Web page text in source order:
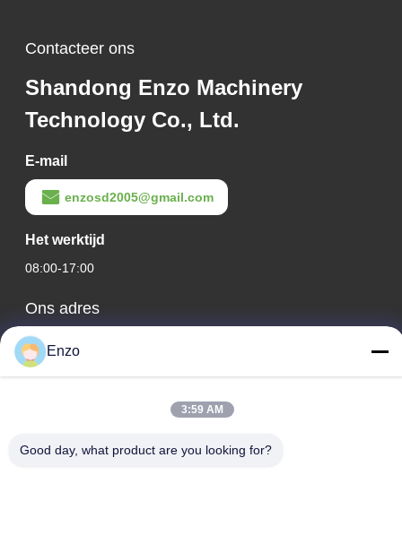
Contacteer ons
Shandong Enzo Machinery
Technology Co., Ltd.
E-mail
enzosd2005@gmail.com
Het werktijd
08:00-17:00
Ons adres
Bedrijfsadres
No. 599, Zhangbei Road, Huantai County, Zibo City, provincie
No. 553, Zhangbei Road, Huantai County, Zibo City, provincie
Enzo
3:59 AM
Good day, what product are you looking for?